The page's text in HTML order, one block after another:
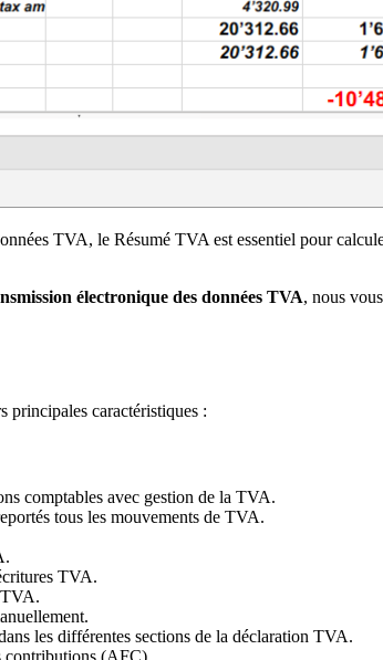
TVA, le Résumé TVA est essentiel pour
électronique des données TVA, nous
caractéristiques :
comptables avec gestion de la TVA.
tous les mouvements de TVA.
TVA.
TVA.
les différentes sections de la déclaration TVA.